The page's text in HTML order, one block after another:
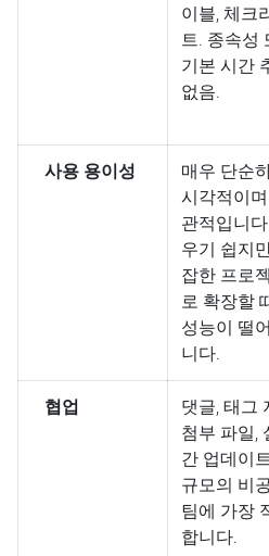
이블, 체크
트. 종속성
기본 시간
없음.
사용 용이성
매우 단순
시각적이
관적입니다
우기 쉽지
잡한 프로
로 확장할
성능이 떨
니다.
협업
댓글, 태그
첨부 파일,
간 업데이
규모의 비
팀에 가장
합니다.